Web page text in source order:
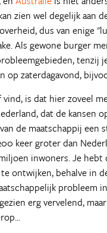
zien wel degelijk aan
dus van enige
Als gewone burger
tenzij
op zaterdagavond,
is dat hier zoveel
dat de kansen
de maatschappij een
keer groter dan
inwoners. Je hebt
ontwijken, behalve in
probleem
erg vervelend,